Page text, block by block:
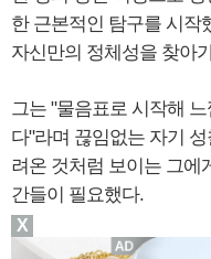
한 근본적인 탐구를 시작
자신만의 정체성을 찾아
그는 "물음표로 시작해
다"라며 끊임없는 자기
려온 것처럼 보이는 그에
간들이 필요했다.
X